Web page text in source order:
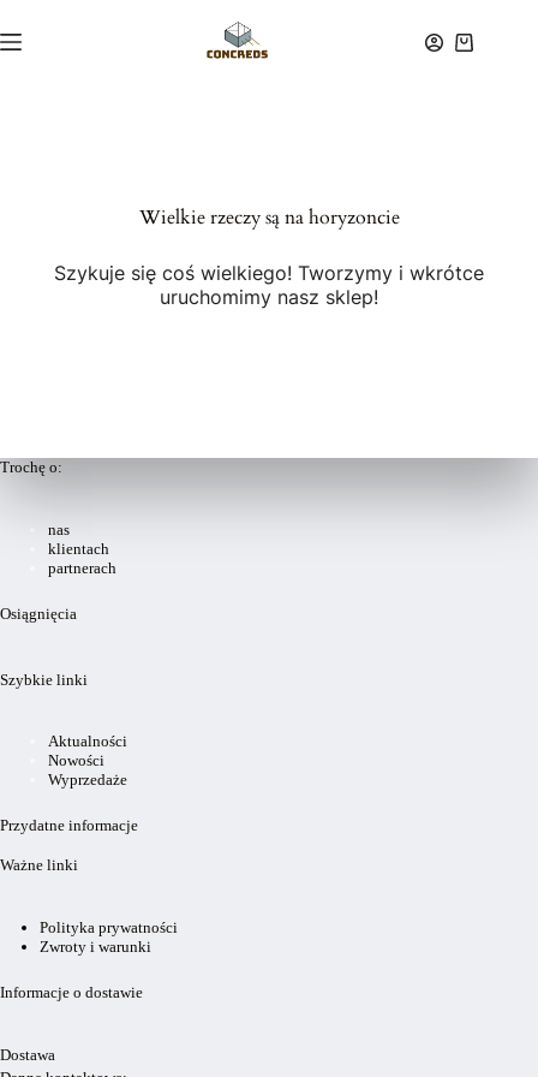
do
treści
Koszyk
Wielkie rzeczy są na horyzoncie
Szykuje się coś wielkiego! Tworzymy i wkrótce
uruchomimy nasz sklep!
Trochę o:
nas
klientach
partnerach
Osiągnięcia
Szybkie linki
Aktualności
Nowości
Wyprzedaże
Przydatne informacje
Ważne linki
Polityka prywatności
Zwroty i warunki
Informacje o dostawie
Dostawa